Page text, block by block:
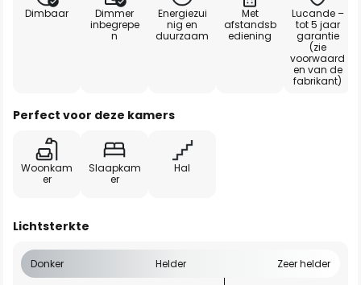
Dimbaar
Dimmer
inbegrepe
n
Energiezui
nig en
duurzaam
Met
afstandsb
ediening
Lucande –
tot 5 jaar
garantie
(zie
voorwaard
en van de
fabrikant)
Perfect voor deze kamers
Woonkam
er
Slaapkam
er
Hal
Lichtsterkte
Donker Helder Zeer helder